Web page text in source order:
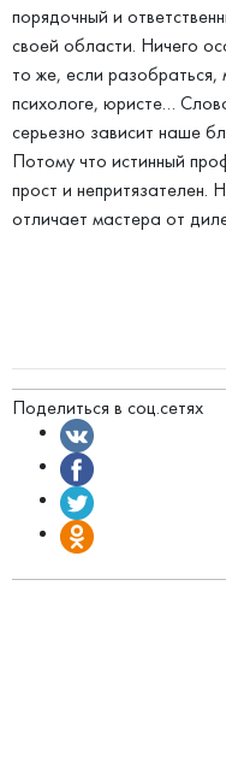
порядочный и
своей области. Ничего
то же, если разобраться,
психологе, юристе…
серьезно зависит наше
Потому что истинный
прост и непритязателен.
отличает мастера от
Поделиться в соц.сетях